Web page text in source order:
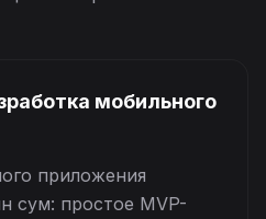
мобильного
приложения
сум: простое MVP-